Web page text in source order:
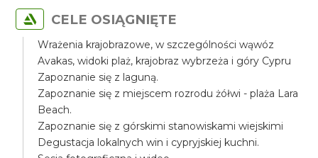
CELE OSIĄGNIĘTE
Wrażenia krajobrazowe, w szczególności wąwóz
Avakas, widoki plaż, krajobraz wybrzeża i góry Cypru
Zapoznanie się z laguną.
Zapoznanie się z miejscem rozrodu żółwi - plaża Lara
Beach.
Zapoznanie się z górskimi stanowiskami wiejskimi
Degustacja lokalnych win i cypryjskiej kuchni.